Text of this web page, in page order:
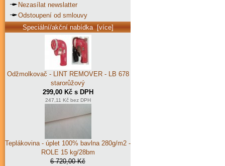
Nezasílat newslatter
Odstoupení od smlouvy
Speciální/akční nabídka [více]
Odžmolkovač - LINT REMOVER - LB 678
starorůžový
299,00 Kč s DPH
247,11 Kč bez DPH
Teplákovina - úplet 100% bavlna 280g/m2 -
ROLE 15 kg/28bm
6 720,00 Kč